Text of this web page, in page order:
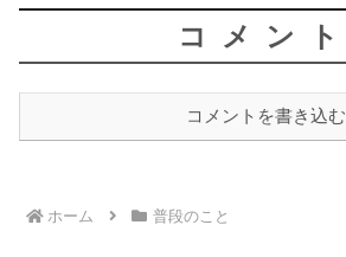
コメント
コメントを書き込む
ホーム 普段のこと